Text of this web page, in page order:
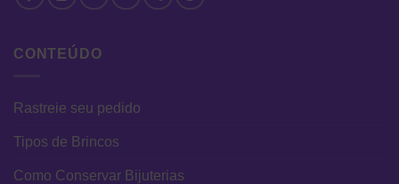
CONTEÚDO
Rastreie seu pedido
Tipos de Brincos
Como Conservar Bijuterias